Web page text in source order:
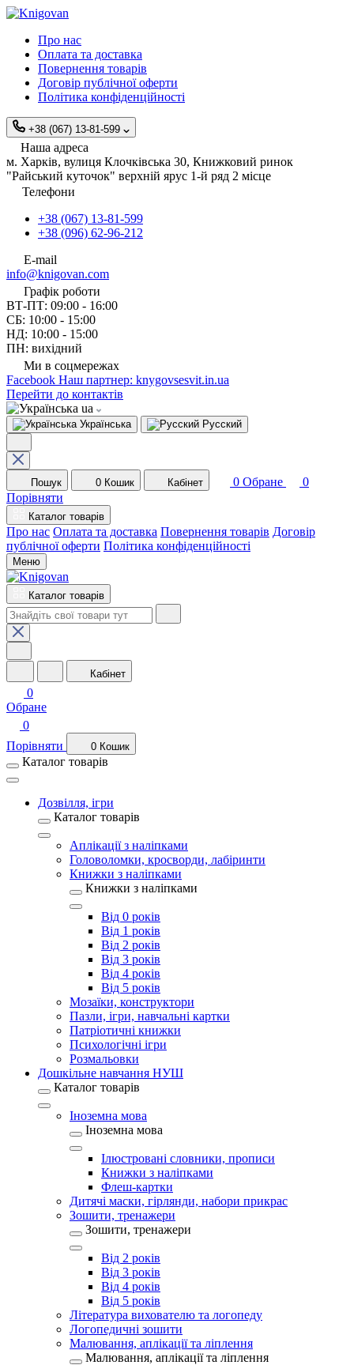
Про нас
Оплата та доставка
Повернення товарів
Договір публічної оферти
Політика конфіденційності
+38 (067) 13-81-599
Наша адреса
м. Харків, вулиця Клочківська 30, Книжковий ринок
"Райський куточок" верхній ярус 1-й ряд 2 місце
Телефони
+38 (067) 13-81-599
+38 (096) 62-96-212
E-mail
info@knigovan.com
Графік роботи
ВТ-ПТ: 09:00 - 16:00
СБ: 10:00 - 15:00
НД: 10:00 - 15:00
ПН: вихідний
Ми в соцмережах
Facebook Наш партнер: knygovsesvit.in.ua
Перейти до контактів
ua
Українська Русский
Пошук 0 Кошик Кабінет 0 Обране
0
Порівняти
Каталог товарів
Про нас Оплата та доставка Повернення товарів Договір
публічної оферти Політика конфіденційності
Меню
Каталог товарів
Кабінет
0
Обране
0
Порівняти
0 Кошик
Каталог товарів
Дозвілля, ігри
Каталог товарів
Аплікації з наліпками
Головоломки, кросворди, лабіринти
Книжки з наліпками
Книжки з наліпками
Від 0 років
Від 1 років
Від 2 років
Від 3 років
Від 4 років
Від 5 років
Мозаїки, конструктори
Пазли, ігри, навчальні картки
Патріотичні книжки
Психологічні ігри
Розмальовки
Дошкільне навчання НУШ
Каталог товарів
Іноземна мова
Іноземна мова
Ілюстровані словники, прописи
Книжки з наліпками
Флеш-картки
Дитячі маски, гірлянди, набори прикрас
Зошити, тренажери
Зошити, тренажери
Від 2 років
Від 3 років
Від 4 років
Від 5 років
Література вихователю та логопеду
Логопедичні зошити
Малювання, аплікації та ліплення
Малювання, аплікації та ліплення